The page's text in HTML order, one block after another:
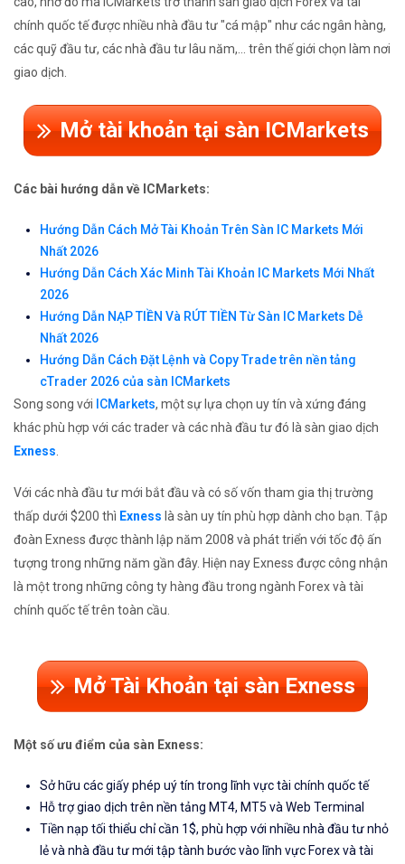
chính quốc tế được nhiều nhà đầu tư "cá mập" như các ngân hàng,
các quỹ đầu tư, các nhà đầu tư lâu năm,... trên thế giới chọn làm nơi
giao dịch.
Mở tài khoản tại sàn ICMarkets
Các bài hướng dẫn về ICMarkets:
Hướng Dẫn Cách Mở Tài Khoản Trên Sàn IC Markets Mới
Nhất 2026
Hướng Dẫn Cách Xác Minh Tài Khoản IC Markets Mới Nhất
2026
Hướng Dẫn NẠP TIỀN Và RÚT TIỀN Từ Sàn IC Markets Dễ
Nhất 2026
Hướng Dẫn Cách Đặt Lệnh và Copy Trade trên nền tảng
cTrader 2026 của sàn ICMarkets
Song song với ICMarkets, một sự lựa chọn uy tín và xứng đáng
khác phù hợp với các trader và các nhà đầu tư đó là sàn giao dịch
Exness.
Với các nhà đầu tư mới bắt đầu và có số vốn tham gia thị trường
thấp dưới $200 thì Exness là sàn uy tín phù hợp dành cho bạn. Tập
đoàn Exness được thành lập năm 2008 và phát triển với tốc độ ấn
tượng trong những năm gần đây. Hiện nay Exness được công nhận
là một trong những công ty hàng đầu trong ngành Forex và tài
chính quốc tế trên toàn cầu.
Mở Tài Khoản tại sàn Exness
Một số ưu điểm của sàn Exness:
Sở hữu các giấy phép uý tín trong lĩnh vực tài chính quốc tế
Hỗ trợ giao dịch trên nền tảng MT4, MT5 và Web Terminal
Tiền nạp tối thiểu chỉ cần 1$, phù hợp với nhiều nhà đầu tư nhỏ
lẻ và nhà đầu tư mới tập tành bước vào lĩnh vực Forex và tài